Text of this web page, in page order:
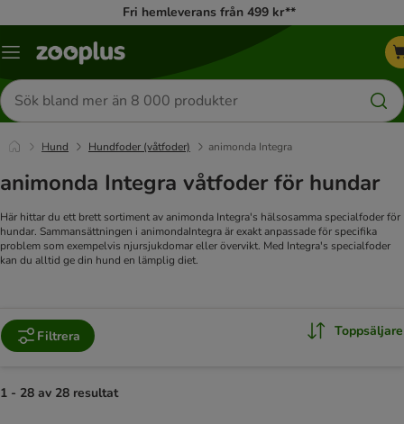
Fri hemleverans från 499 kr**
Katalogmeny
Sök
efter
produkter
Hund Hundfoder (våtfoder) animonda Integra
animonda Integra våtfoder för hundar
Här hittar du ett brett sortiment av animonda Integra's hälsosamma specialfoder för
hundar. Sammansättningen i animondaIntegra är exakt anpassade för specifika
problem som exempelvis njursjukdomar eller övervikt. Med Integra's specialfoder
kan du alltid ge din hund en lämplig diet.
Filtrera Toppsäljare
1 - 28 av 28 resultat